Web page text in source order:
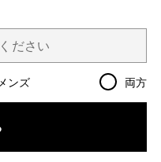
Country Regions
ンズ 両方